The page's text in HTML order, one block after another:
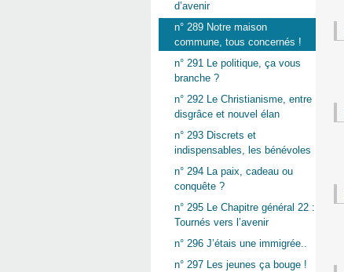
d’avenir
n° 289 Notre maison
commune, tous concernés !
n° 291 Le politique, ça vous
branche ?
n° 292 Le Christianisme, entre
disgrâce et nouvel élan
n° 293 Discrets et
indispensables, les bénévoles
n° 294 La paix, cadeau ou
conquête ?
n° 295 Le Chapitre général 22 :
Tournés vers l’avenir
n° 296 J’étais une immigrée..
n° 297 Les jeunes ça bouge !